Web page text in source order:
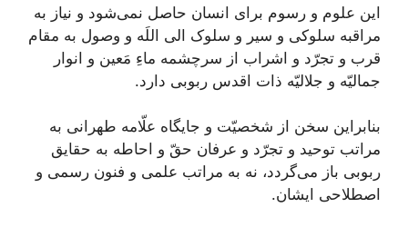
اين علوم و رسوم براى انسان حاصل نمی‌‏شود و نياز به
مراقبه سلوكى و سير و سلوک الى اللَه و وصول به مقام
قرب و تجرّد و اشراب از سرچشمه ماءِ مَعين و انوار
جماليّه و جلاليّه ذات اقدس ربوبى دارد.
بنابراين سخن از شخصيّت و جايگاه علّامه طهرانى به
مراتب توحيد و تجرّد و عرفان حقّ و احاطه به حقایق
ربوبى باز می‌‏گردد، نه به مراتب علمى و فنون رسمى و
اصطلاحى ايشان.